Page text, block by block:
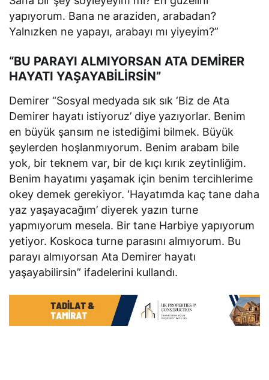
yapıyorum. Bana ne araziden, arabadan?
Yalnızken ne yapayı, arabayı mı yiyeyim?”
“BU PARAYI ALMIYORSAN ATA DEMİRER
HAYATI YAŞAYABİLİRSİN”
Demirer “Sosyal medyada sık sık ‘Biz de Ata
Demirer hayatı istiyoruz’ diye yazıyorlar. Benim
en büyük şansım ne istediğimi bilmek. Büyük
şeylerden hoşlanmıyorum. Benim arabam bile
yok, bir teknem var, bir de kıçı kırık zeytinliğim.
Benim hayatımı yaşamak için benim tercihlerime
okey demek gerekiyor. ‘Hayatımda kaç tane daha
yaz yaşayacağım’ diyerek yazın turne
yapmıyorum mesela. Bir tane Harbiye yapıyorum
yetiyor. Koskoca turne parasını almıyorum. Bu
parayı almıyorsan Ata Demirer hayatı
yaşayabilirsin” ifadelerini kullandı.